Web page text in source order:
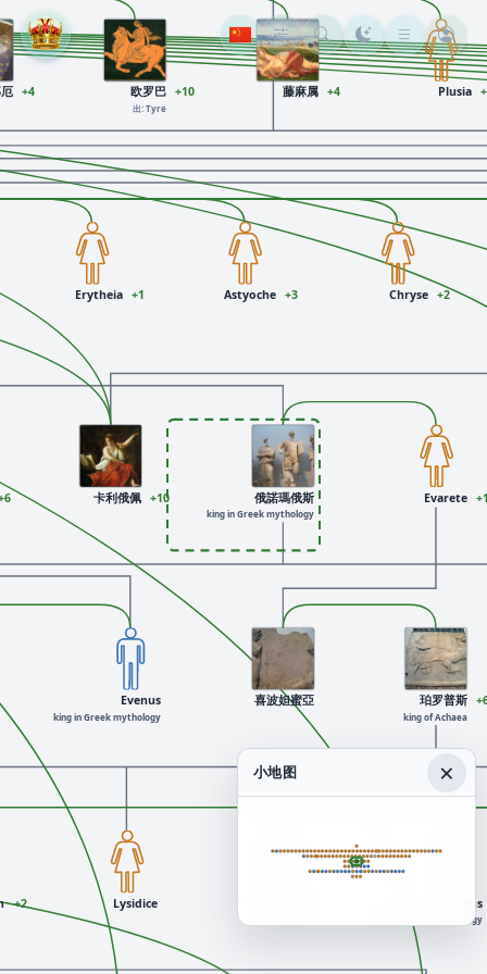
藤麻属 +4
俄諾瑪俄斯
king in Greek mythology
Evarete
卡利俄佩 +10
欧罗巴
出: Tyre
+10
+2 Lysidice
+4
Astyoche +3
Plusia
Alcaeus
king in Greek mythology
喜波妲蜜亞
Evenus
king in Greek mythology
Chryse +2
珀罗普斯
king of Achaea
Erytheia +1
小地图 ×